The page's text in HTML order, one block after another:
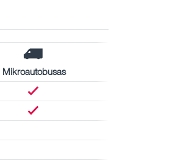
Mikroautobusas